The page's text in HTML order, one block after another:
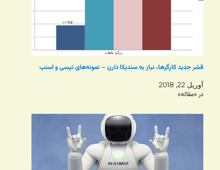
قشر جدید کارگرها، نیاز به سندیکا دارن – نمونه‌های تپسی و اسنپ
آوریل 22, 2018
در «مقاله»